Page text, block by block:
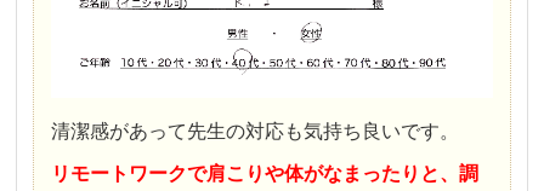
清潔感があって先生の対応も気持ち良いです。
リモートワークで肩こりや体がなまったりと、調